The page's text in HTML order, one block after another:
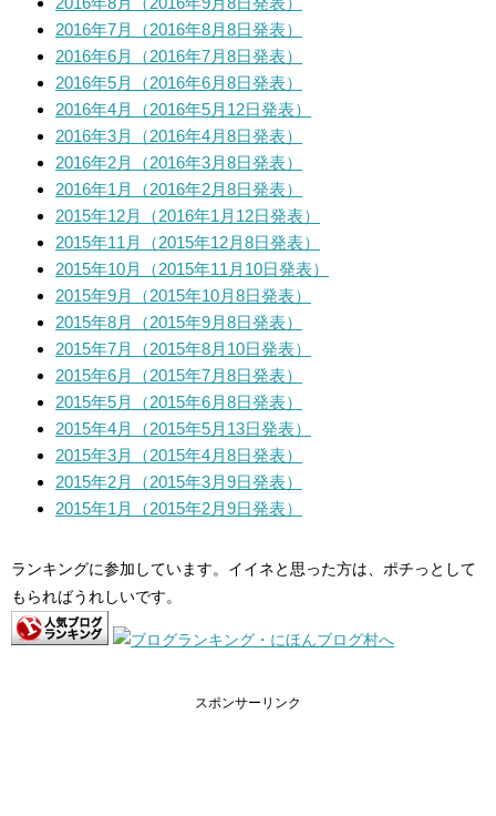
2016年7月（2016年8月8日発表）
2016年6月（2016年7月8日発表）
2016年5月（2016年6月8日発表）
2016年4月（2016年5月12日発表）
2016年3月（2016年4月8日発表）
2016年2月（2016年3月8日発表）
2016年1月（2016年2月8日発表）
2015年12月（2016年1月12日発表）
2015年11月（2015年12月8日発表）
2015年10月（2015年11月10日発表）
2015年9月（2015年10月8日発表）
2015年8月（2015年9月8日発表）
2015年7月（2015年8月10日発表）
2015年6月（2015年7月8日発表）
2015年5月（2015年6月8日発表）
2015年4月（2015年5月13日発表）
2015年3月（2015年4月8日発表）
2015年2月（2015年3月9日発表）
2015年1月（2015年2月9日発表）
ランキングに参加しています。イイネと思った方は、ポチっとして
もらればうれしいです。
スポンサーリンク